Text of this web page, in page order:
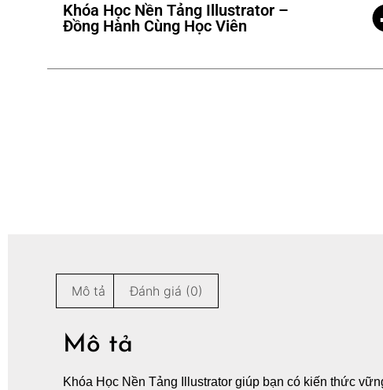
Khóa Học Nền Tảng Illustrator –
Đồng Hành Cùng Học Viên
Mô tả Đánh giá (0)
Mô tả
Khóa Học Nền Tảng Illustrator giúp bạn có kiến thức